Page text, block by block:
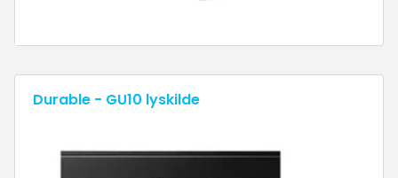
Durable - GU10 lyskilde